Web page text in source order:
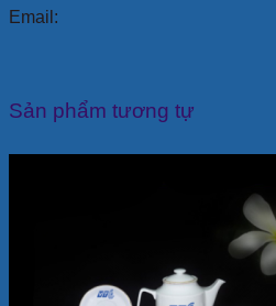
Email:
Sản phẩm tương tự